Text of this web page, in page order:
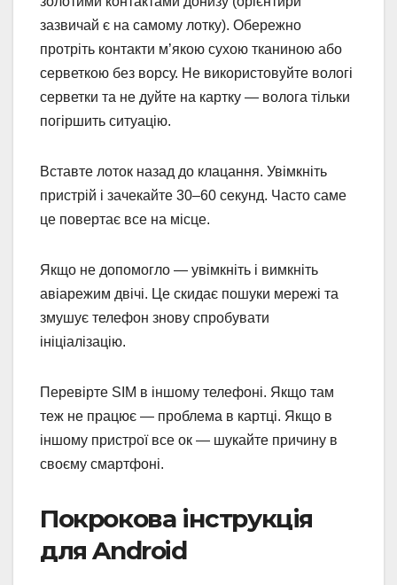
зазвичай є на самому лотку). Обережно
протріть контакти м’якою сухою тканиною або
серветкою без ворсу. Не використовуйте вологі
серветки та не дуйте на картку — волога тільки
погіршить ситуацію.
Вставте лоток назад до клацання. Увімкніть
пристрій і зачекайте 30–60 секунд. Часто саме
це повертає все на місце.
Якщо не допомогло — увімкніть і вимкніть
авіарежим двічі. Це скидає пошуки мережі та
змушує телефон знову спробувати
ініціалізацію.
Перевірте SIM в іншому телефоні. Якщо там
теж не працює — проблема в картці. Якщо в
іншому пристрої все ок — шукайте причину в
своєму смартфоні.
Покрокова інструкція
для Android